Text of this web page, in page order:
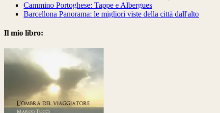
Cammino Portoghese: Tappe e Albergues
Barcellona Panorama: le migliori viste della città dall'alto
Il mio libro: